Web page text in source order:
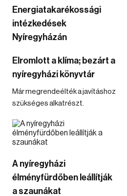
Energiatakarékossági
intézkedések
Nyíregyházán
Elromlott a klíma; bezárt a
nyíregyházi könyvtár
Már megrendeélték a javításhoz
szükséges alkatrészt.
A nyíregyházi
élményfürdőben leállítják
a szaunákat